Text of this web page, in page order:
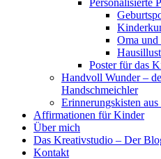
Personalisierte
Oma
Poster für das
Handvoll Wunder –
Handschmeichler
Erinnerungskisten
Affirmationen für Kinder
Über mich
Das Kreativstudio – Der
Kontakt